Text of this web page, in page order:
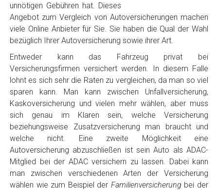
unnötigen Gebühren hat. Dieses
Angebot zum Vergleich von Autoversicherungen machen
viele Online Anbieter für Sie. Sie haben die Qual der Wahl
bezüglich Ihrer Autoversicherung sowie ihrer Art.
Entweder kann das Fahrzeug privat bei
Versicherungsfirmen versichert werden. In diesem Falle
lohnt es sich sehr die Raten zu vergleichen, da man so viel
sparen kann. Man kann zwischen Unfallversicherung,
Kaskoversicherung und vielen mehr wählen, aber muss
sich genau im Klaren sein, welche Versicherung
beziehungsweise Zusatzversicherung man braucht und
welche nicht. Eine zweite Möglichkeit eine
Autoversicherung abzuschließen ist sein Auto als ADAC-
Mitglied bei der ADAC versichern zu lassen. Dabei kann
man zwischen verschiedenen Arten der Versicherung
wählen wie zum Beispiel der Familienversicherung bei der